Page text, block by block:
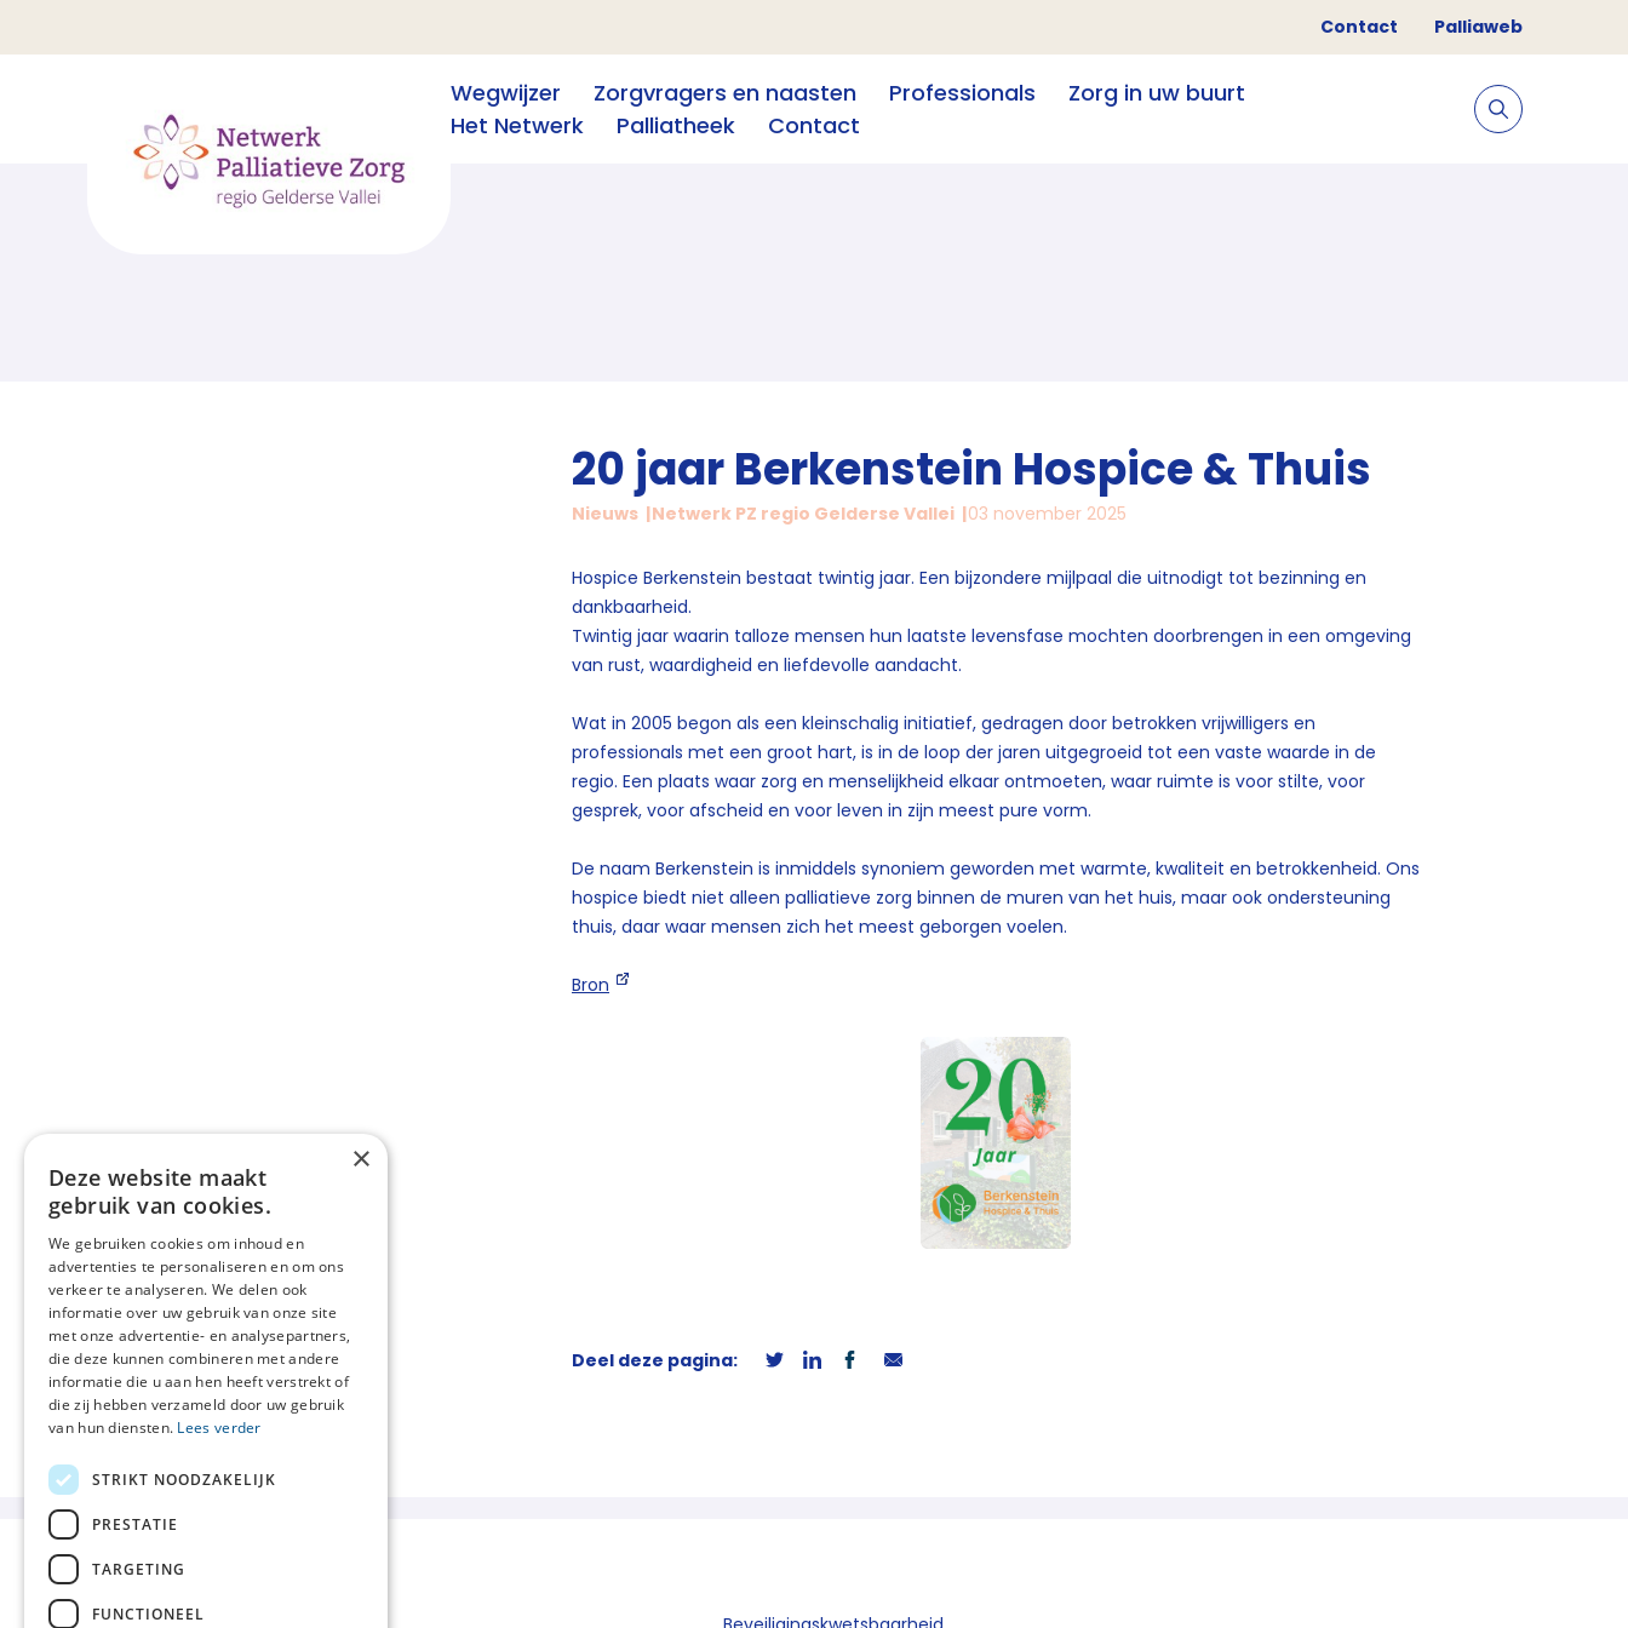
Contact Palliaweb
Wegwijzer Zorgvragers en naasten Professionals
Zorg in uw buurt
Het Netwerk
Palliatheek Contact
20 jaar Berkenstein Hospice & Thuis
Nieuws Netwerk PZ regio Gelderse Vallei 03 november 2025
Hospice Berkenstein bestaat twintig jaar. Een bijzondere mijlpaal die uitnodigt tot bezinning en
dankbaarheid.
Twintig jaar waarin talloze mensen hun laatste levensfase mochten doorbrengen in een omgeving
van rust, waardigheid en liefdevolle aandacht.
Wat in 2005 begon als een kleinschalig initiatief, gedragen door betrokken vrijwilligers en
professionals met een groot hart, is in de loop der jaren uitgegroeid tot een vaste waarde in de
regio. Een plaats waar zorg en menselijkheid elkaar ontmoeten, waar ruimte is voor stilte, voor
gesprek, voor afscheid en voor leven in zijn meest pure vorm.
De naam Berkenstein is inmiddels synoniem geworden met warmte, kwaliteit en betrokkenheid. Ons
hospice biedt niet alleen palliatieve zorg binnen de muren van het huis, maar ook ondersteuning
thuis, daar waar mensen zich het meest geborgen voelen.
Bron
Deel deze pagina:
×
Deze website maakt
gebruik van cookies.
We gebruiken cookies om inhoud en
advertenties te personaliseren en om ons
verkeer te analyseren. We delen ook
informatie over uw gebruik van onze site
met onze advertentie- en analysepartners,
die deze kunnen combineren met andere
informatie die u aan hen heeft verstrekt of
die zij hebben verzameld door uw gebruik
van hun diensten. Lees verder
STRIKT NOODZAKELIJK
PRESTATIE
TARGETING
FUNCTIONEEL